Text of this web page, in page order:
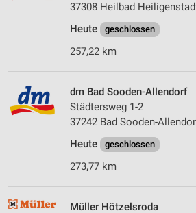
37308 Heilbad
Heute
geschlossen
257,22 km
dm Bad Sooden-Allendorf
Städtersweg 1-2
37242 Bad Sooden-
Heute
geschlossen
273,77 km
Müller Hötzelsroda